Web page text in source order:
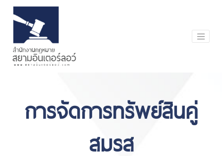
การจัดการทรัพย์สินคู่
สมรส